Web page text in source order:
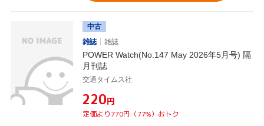
中古
雑誌
雑誌
POWER Watch(No.147 May 2026年5月号) 隔
月刊誌
交通タイムス社
¥220円
定価より770円（77%）おトク